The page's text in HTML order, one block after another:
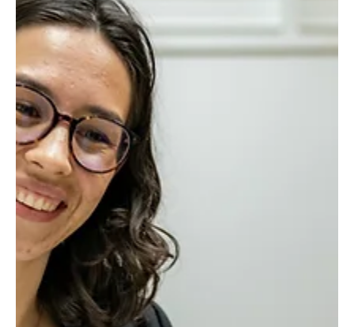
inte är redo
I team som befinner sig i ett tidigt skede blir förklaringar ofta en
ersättning för tydlighet. Grundare presenterar produkten i möten.
Team guidar användare manuellt genom olika flöden.
Presentationer fylls med långa slides som förklarar hur allt
fungerar. Det här betraktas ofta som en naturlig del av startfasen.
Produkten är ny, målgruppen håller fortfarande på att lära sig och
berättelsen kring produkten förväntas bli tydligare med tiden.